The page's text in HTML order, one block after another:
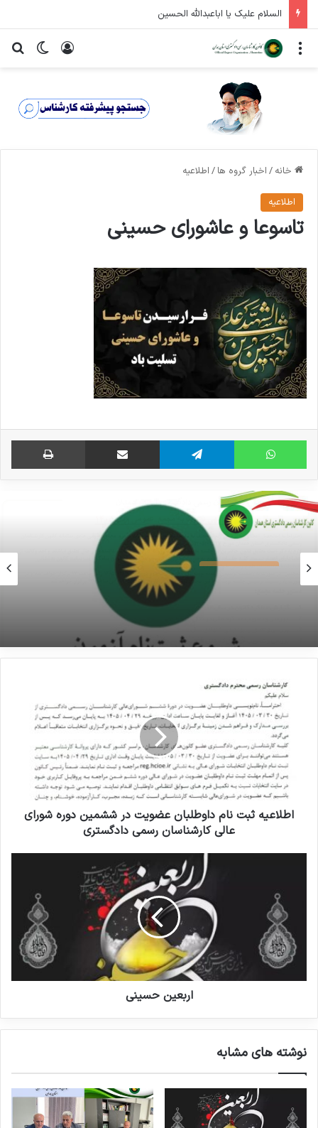
السلام علیک یا اباعبدالله الحسین
تغییر ورود منو
خانه / اخبار گروه ها / اطلاعیه
اطلاعیه
تاسوعا و عاشورای حسینی
واتس آپ تلگرام اشتراک گذاری از طریق ایمیل
اخبار شورای عالی
اطلاعیه ثبت نام آزمون ورودی کارشناسان رسمی
اطلاعیه ثبت نام داوطلبان عضویت در ششمین دوره شورای
عالی کارشناسان رسمی دادگستری
اربعین حسینی
نوشته های مشابه